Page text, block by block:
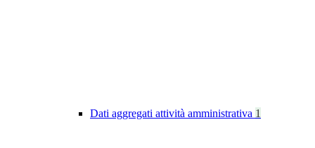
Dati aggregati attività amministrativa 1